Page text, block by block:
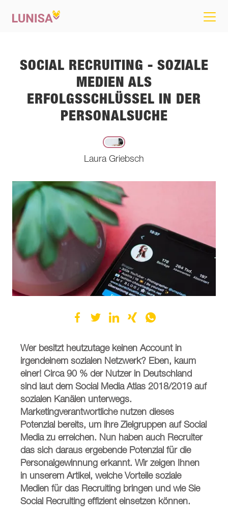
SOCIAL RECRUITING - SOZIALE
MEDIEN ALS
ERFOLGSSCHLÜSSEL IN DER
PERSONALSUCHE
Laura Griebsch
Wer besitzt heutzutage keinen Account in
irgendeinem sozialen Netzwerk? Eben, kaum
einer! Circa 90 % der Nutzer in Deutschland
sind laut dem Social Media Atlas 2018/2019 auf
sozialen Kanälen unterwegs.
Marketingverantwortliche nutzen dieses
Potenzial bereits, um ihre Zielgruppen auf Social
Media zu erreichen. Nun haben auch Recruiter
das sich daraus ergebende Potenzial für die
Personalgewinnung erkannt. Wir zeigen Ihnen
in unserem Artikel, welche Vorteile soziale
Medien für das Recruiting bringen und wie Sie
Social Recruiting effizient einsetzen können.